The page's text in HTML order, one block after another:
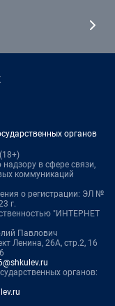
органов
в сфере связи,
коммуникаций
о регистрации: ЭЛ №
г.
"ИНТЕРНЕТ
Павлович
Ленина, 26А, стр.2, 16
органов: